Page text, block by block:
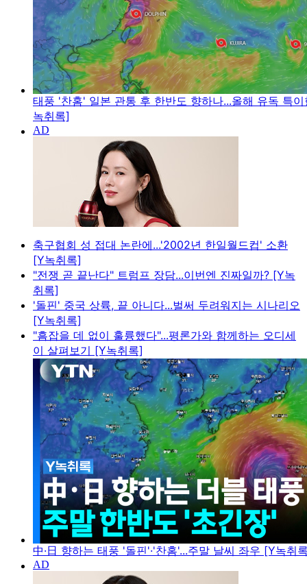
태풍 '찬홈' 일본 관통 후 한반도 향하나...올해 유독 특
녹취록]
축구협회 성 접대 논란에...'2002년 한일월드컵' 소환
[Y녹취록]
"전쟁 곧 끝난다" 트럼프 장담...이번엔 진짜일까? [Y녹
취록]
'돌핀' 중국 상륙, 끝 아니다...벌써 두려워지는 시나리오
[Y녹취록]
"흠잡을 데 없이 훌륭했다"...평론가와 함께하는 오디세
이 살펴보기 [Y녹취록]
中·日 향하는 태풍 '돌핀'·'찬홈'...주말 날씨 좌우 [Y녹취